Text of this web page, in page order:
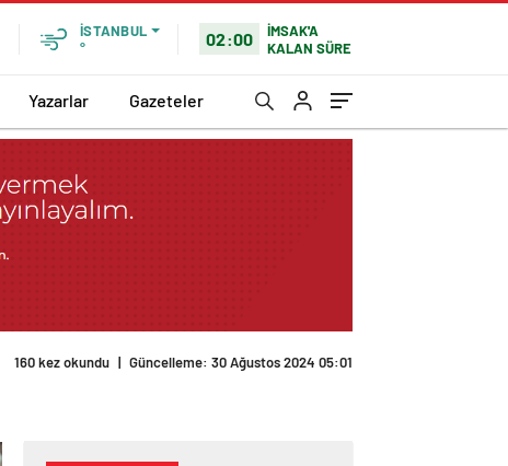
İSTANBUL
°
02:00
İMSAK'A
KALAN SÜRE
Yazarlar Gazeteler
160 kez okundu | Güncelleme: 30 Ağustos 2024 05:01